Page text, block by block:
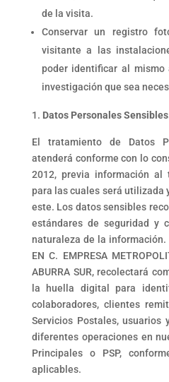
de la visita.
Conservar un registro
visitante a las
poder identificar al
investigación que sea
Datos Personales
El tratamiento de Datos
atenderá conforme con lo
2012, previa información
para las cuales será utilizada
este. Los datos sensibles
estándares de seguridad y
naturaleza de la información.
EN C. EMPRESA
ABURRA SUR, recolectará
la huella digital para
colaboradores, clientes
Servicios Postales, usuarios
diferentes operaciones en
Principales o PSP,
aplicables.